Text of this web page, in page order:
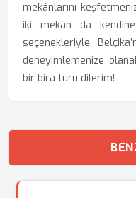
mekânlarını
iki mekân da
seçenekleriyle,
deneyimlemenize
bir bira turu dilerim!